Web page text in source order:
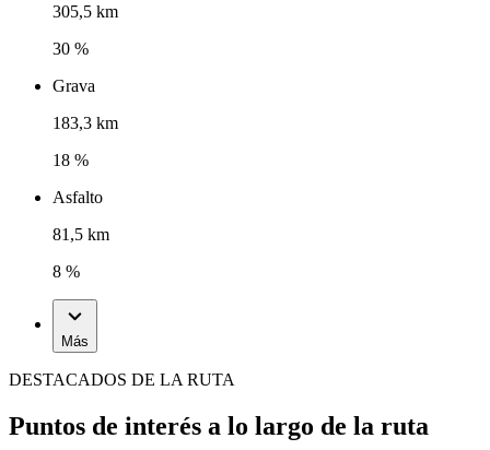
305,5 km
30 %
Grava
183,3 km
18 %
Asfalto
81,5 km
8 %
Más
DESTACADOS DE LA RUTA
Puntos de interés a lo largo de la ruta